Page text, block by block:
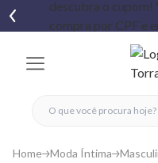
fechar menu
fechar menu
favoritos
Home Moda Íntima